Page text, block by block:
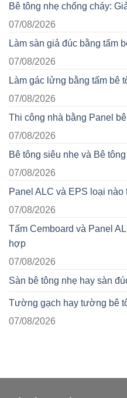
Bê tông nhẹ chống cháy:
07/08/2026
Làm sàn giả đúc bằng tấm
07/08/2026
Làm gác lửng bằng tấm bê
07/08/2026
Thi công nhà bằng Panel
07/08/2026
Bê tông siêu nhẹ và Bê
07/08/2026
Panel ALC và EPS loại
07/08/2026
Tấm Cemboard và Panel
hợp
07/08/2026
Sàn bê tông nhẹ hay sàn
Tường gạch hay tường bê
07/08/2026